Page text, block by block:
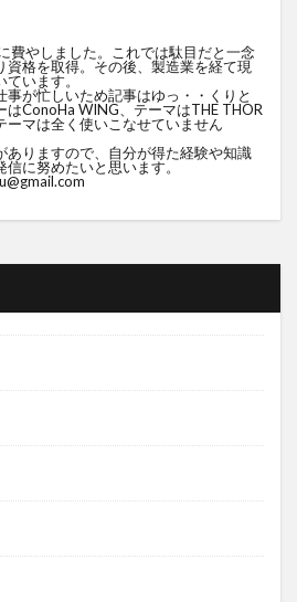
費やしました。これでは駄目だと一念
資格を取得。その後、製造業を経て現
います。
事が忙しいため記事はゆっ・・くりと
はConoHa WING、テーマはTHE THOR
ーマは全く使いこなせていません
ありますので、自分が得た経験や知識
に努めたいと思います。